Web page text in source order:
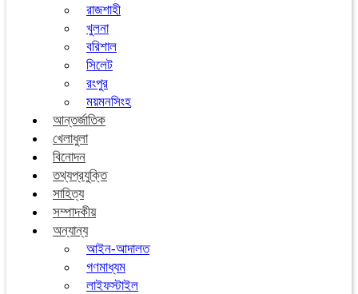
রাজশাহী
খুলনা
বরিশাল
সিলেট
রংপুর
ময়মনসিংহ
আন্তর্জাতিক
খেলাধুলা
বিনোদন
তথ্যপ্রযুক্তি
সাহিত্য
সম্পাদকীয়
অন্যান্য
আইন-আদালত
গণমাধ্যম
লাইফস্টাইল